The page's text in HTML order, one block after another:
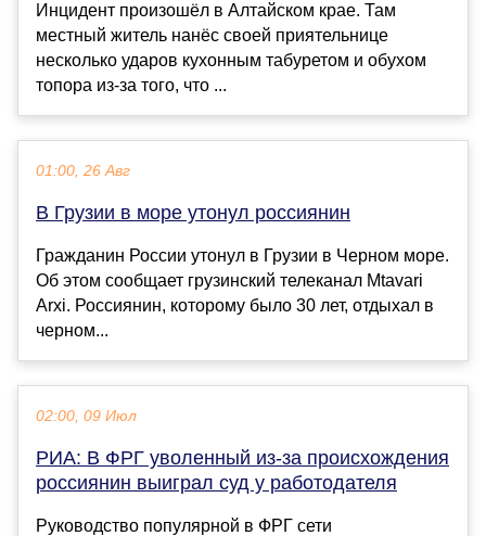
Инцидент произошёл в Алтайском крае. Там
местный житель нанёс своей приятельнице
несколько ударов кухонным табуретом и обухом
топора из-за того, что ...
01:00, 26 Авг
В Грузии в море утонул россиянин
Гражданин России утонул в Грузии в Черном море.
Об этом сообщает грузинский телеканал Mtavari
Arxi. Россиянин, которому было 30 лет, отдыхал в
черном...
02:00, 09 Июл
РИА: В ФРГ уволенный из-за происхождения
россиянин выиграл суд у работодателя
Руководство популярной в ФРГ сети